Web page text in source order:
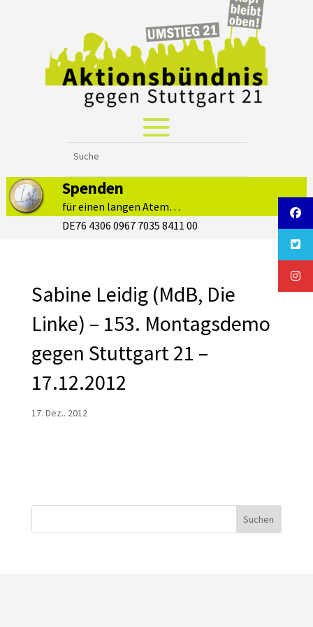
Spenden
für einen langen Atem…
DE76 4306 0967 7035 8411 00
Sabine Leidig (MdB, Die
Linke) – 153. Montagsdemo
gegen Stuttgart 21 –
17.12.2012
17. Dez.. 2012
Suchen